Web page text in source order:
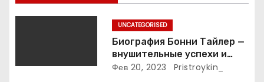
а
и
UNCATEGORISED
Биография Бонни Тайлер —
внушительные успехи и
интимные подробности
Фев 20, 2023 Pristroykin_